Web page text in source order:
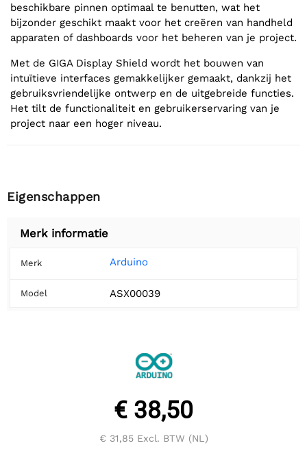
beschikbare pinnen optimaal te benutten, wat het
bijzonder geschikt maakt voor het creëren van handheld
apparaten of dashboards voor het beheren van je project.
Met de GIGA Display Shield wordt het bouwen van
intuïtieve interfaces gemakkelijker gemaakt, dankzij het
gebruiksvriendelijke ontwerp en de uitgebreide functies.
Het tilt de functionaliteit en gebruikerservaring van je
project naar een hoger niveau.
Eigenschappen
Merk informatie
Merk Arduino
Model ASX00039
€ 38,50
€ 31,85Excl. BTW (NL)